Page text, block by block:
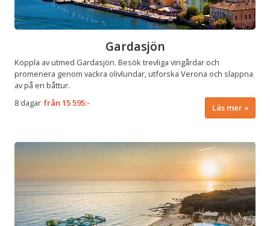
Gardasjön
Koppla av utmed Gardasjön. Besök trevliga vingårdar och
promenera genom vackra olivlundar, utforska Verona och slappna
av på en båttur.
8 dagar från15 595:- Läs mer